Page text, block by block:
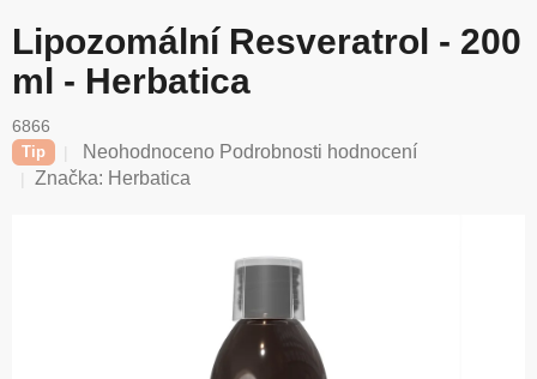
Lipozomální Resveratrol - 200
ml - Herbatica
6866
Tip
Průměrné
hodnocení
Neohodnoceno Podrobnosti hodnocení
Značka: Herbatica